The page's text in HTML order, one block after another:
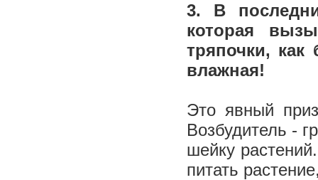
3. В
которая
тряпочки,
влажная!
Это явный
Возбудитель -
шейку
питать